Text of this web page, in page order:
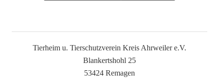
Tierheim u. Tierschutzverein Kreis Ahrweiler e.V.
Blankertshohl 25
53424 Remagen